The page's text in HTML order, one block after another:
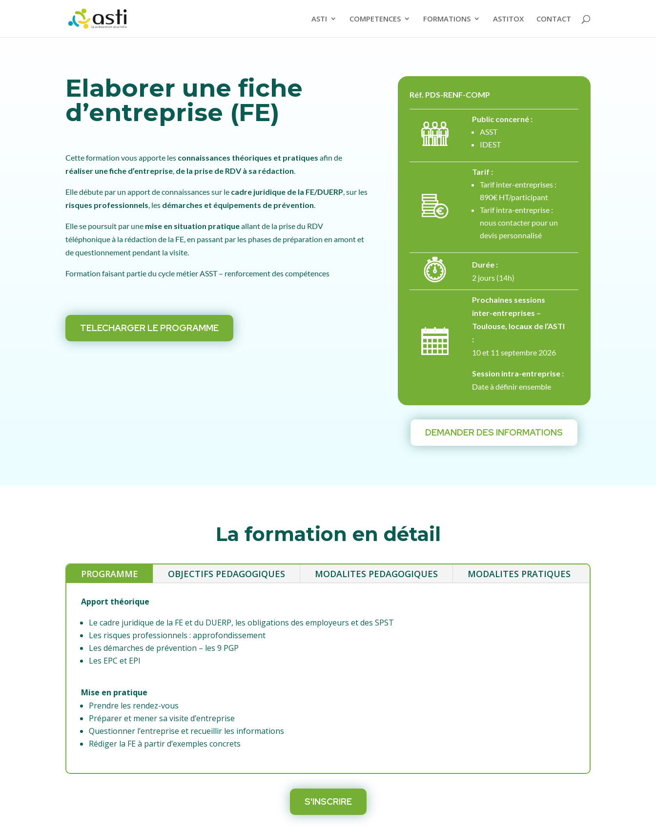
ASTI COMPETENCES FORMATIONS ASTITOX CONTACT
Elaborer une fiche
d’entreprise (FE)
Cette formation vous apporte les connaissances théoriques et pratiques afin de
réaliser une fiche d’entreprise de la prise de RDV à sa rédaction
Elle débute par un apport de connaissances sur le cadre juridique de la FE/DUERP , sur les
risques professionnels , les démarches et équipements de prévention
Elle se poursuit par une mise en situation pratiqueallant de la prise du RDV
téléphonique à la rédaction de la FE, en passant par les phases de préparation en amont et
de questionnement pendant la visite.
Formation faisant partie du cycle métier ASST – renforcement des compétences
TELECHARGER LE PROGRAMME
Réf. PDS-RENF-COMP
Public concerné :
ASST
IDEST
Tarif :
Tarif inter-entreprises :
890€ HT/participant
Tarif intra-entreprise :
nous contacter pour un
devis personnalisé
Durée :
2 jours (14h)
Prochaines sessions
inter-entreprises –
Toulouse, locaux de l’ASTI
:
10 et 11 septembre 2026
Session intra-entreprise :
Date à définir ensemble
DEMANDER DES INFORMATIONS
La formation en détail
PROGRAMME OBJECTIFS PEDAGOGIQUES MODALITES PEDAGOGIQUES MODALITES PRATIQUES
Apport théorique
Le cadre juridique de la FE et du DUERP, les obligations des employeurs et des SPST
Les risques professionnels : approfondissement
Les démarches de prévention – les 9 PGP
Les EPC et EPI
Mise en pratique
Prendre les rendez-vous
Préparer et mener sa visite d’entreprise
Questionner l’entreprise et recueillir les informations
Rédiger la FE à partir d’exemples concrets
S'INSCRIRE